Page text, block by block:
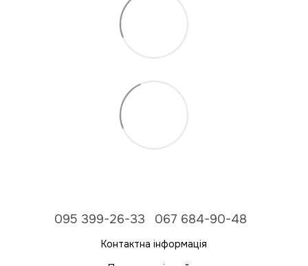
095 399-26-33 067 684-90-48
Контактна інформація